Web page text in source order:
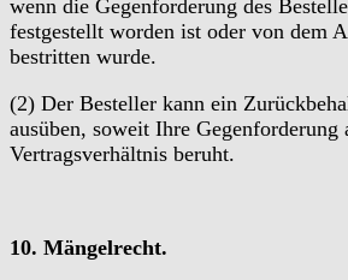
wenn die Gegenforderung des
festgestellt worden ist oder von dem
bestritten wurde.
(2) Der Besteller kann ein
ausüben, soweit Ihre Gegenforderung
Vertragsverhältnis beruht.
10. Mängelrecht.